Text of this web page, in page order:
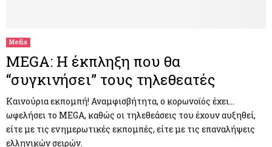
Media
MEGA: Η έκπληξη που θα
“συγκινήσει” τους τηλεθεατές
Καινούρια εκπομπή! Αναμφισβήτητα, o κορωνοϊός έχει…
ωφελήσει το MEGA, καθώς οι τηλεθεάσεις του έχουν αυξηθεί,
είτε με τις ενημερωτικές εκπομπές, είτε με τις επαναλήψεις
ελληνικών σειρών.